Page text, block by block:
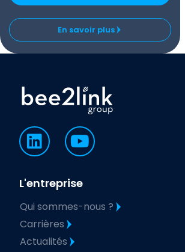
En savoir plus
L'entreprise
Qui sommes-nous ?
Carrières
Actualités